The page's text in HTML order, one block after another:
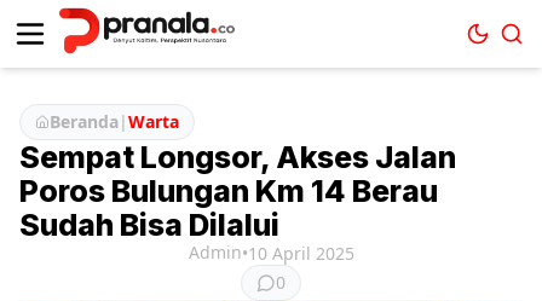
Beranda|Warta
Sempat Longsor, Akses Jalan
Poros Bulungan Km 14 Berau
Sudah Bisa Dilalui
Admin•10 April 2025
0